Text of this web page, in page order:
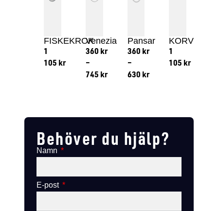
FISKEKROK
1
105 kr
Venezia
360 kr
–
745 kr
Pansar
360 kr
–
630 kr
KORV
1
105 kr
Behöver du hjälp?
Namn
E-post